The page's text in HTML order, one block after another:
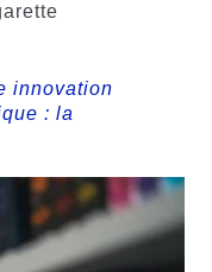
innovation
: la